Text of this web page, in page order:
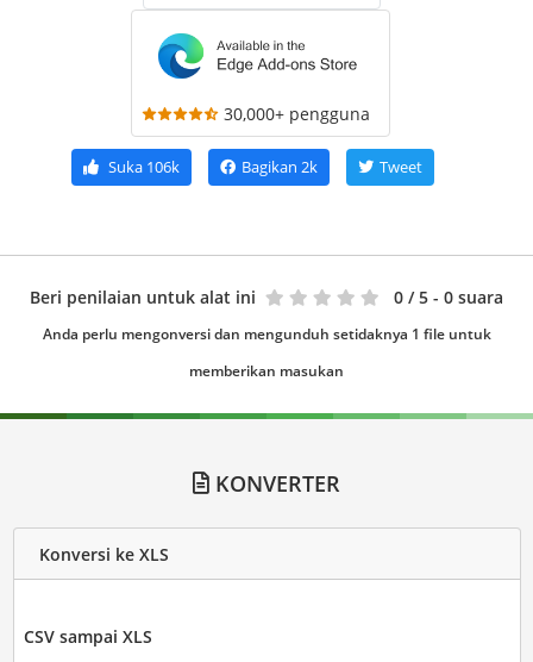
30,000+ pengguna
Suka106k Bagikan 2k Tweet
Beri penilaian untuk alat ini 0 / 5 - 0 suara
Anda perlu mengonversi dan mengunduh setidaknya 1 file untuk
memberikan masukan
KONVERTER
Konversi ke XLS
CSV sampai XLS